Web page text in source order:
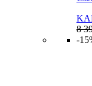
8
-